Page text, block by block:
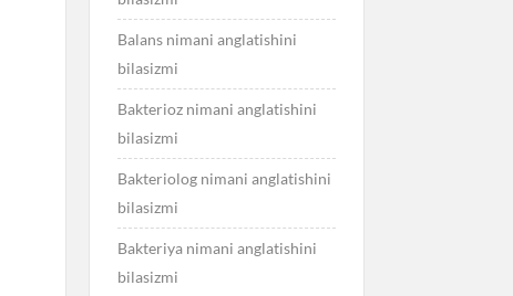
Balans nimani anglatishini
bilasizmi
Bakterioz nimani anglatishini
bilasizmi
Bakteriolog nimani anglatishini
bilasizmi
Bakteriya nimani anglatishini
bilasizmi